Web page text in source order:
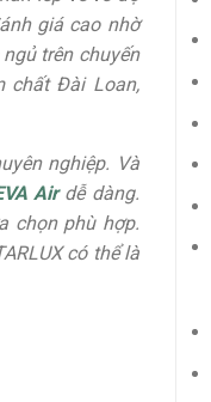
giá cao nhờ
trên chuyến
chất Đài Loan,
nghiệp. Và
Airdễ dàng.
chọn phù hợp.
có thể là